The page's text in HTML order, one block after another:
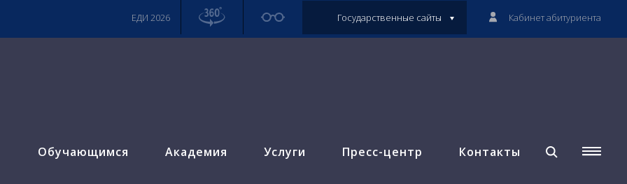
Обучающимся Академия Услуги Пресс-центр Контакты
ЕДИ 2026 Государственные сайты Кабинет абитуриента